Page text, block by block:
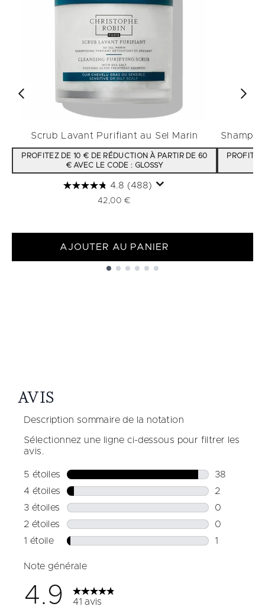
Scrub Lavant Purifiant au Sel Marin
PROFITEZ DE 10 € DE RÉDUCTION À PARTIR DE 60
€ AVEC LE CODE : GLOSSY
4.8 (488)
42,00 €
AJOUTER AU PANIER